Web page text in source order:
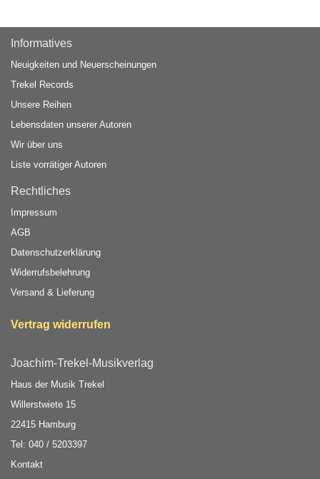
Informatives
Neuigkeiten und Neuerscheinungen
Trekel Records
Unsere Reihen
Lebensdaten unserer Autoren
Wir über uns
Liste vorrätiger Autoren
Rechtliches
Impressum
AGB
Datenschutzerklärung
Widerrufsbelehrung
Versand & Lieferung
Vertrag widerrufen
Joachim-Trekel-Musikverlag
Haus der Musik Trekel
Willerstwiete 15
22415 Hamburg
Tel: 040 / 5203397
Kontakt